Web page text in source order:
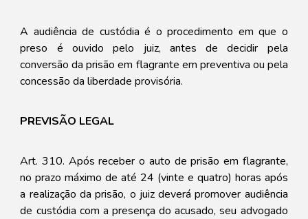
A audiência de custódia é o procedimento em que o
preso é ouvido pelo juiz, antes de decidir pela
conversão da prisão em flagrante em preventiva ou pela
concessão da liberdade provisória.
PREVISÃO LEGAL
Art. 310. Após receber o auto de prisão em flagrante,
no prazo máximo de até 24 (vinte e quatro) horas após
a realização da prisão, o juiz deverá promover audiência
de custódia com a presença do acusado, seu advogado